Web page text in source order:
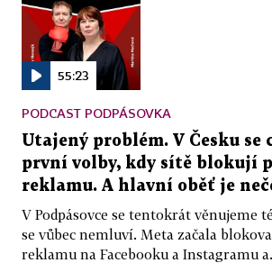
55:23
PODCAST PODPÁSOVKA
Utajený problém. V Česku se
první volby, kdy sítě blokují
reklamu. A hlavní oběť je
V Podpásovce se tentokrát věnujeme
se vůbec nemluví. Meta začala
reklamu na Facebooku a Instagramu